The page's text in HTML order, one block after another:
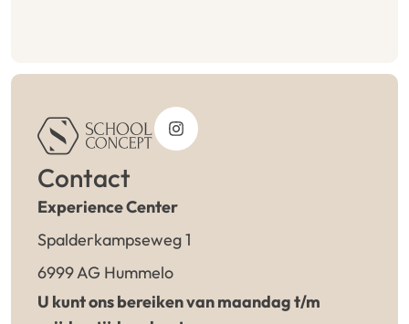
Contact
Experience Center
Spalderkampseweg 1
6999 AG Hummelo
U kunt ons bereiken van maandag t/m